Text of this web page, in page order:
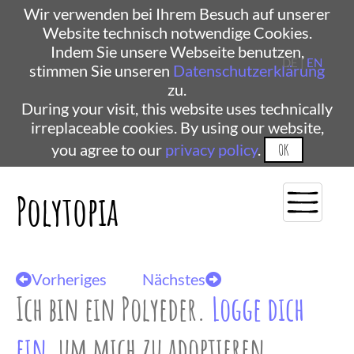
Wir verwenden bei Ihrem Besuch auf unserer
Website technisch notwendige Cookies.
Indem Sie unsere Webseite benutzen,
stimmen Sie unseren Datenschutzerklärung
zu.
During your visit, this website uses technically
irreplaceable cookies. By using our website,
you agree to our privacy policy. OK
Polytopia
DE | EN
Vorheriges Nächstes
Ich bin ein Polyeder. Logge dich